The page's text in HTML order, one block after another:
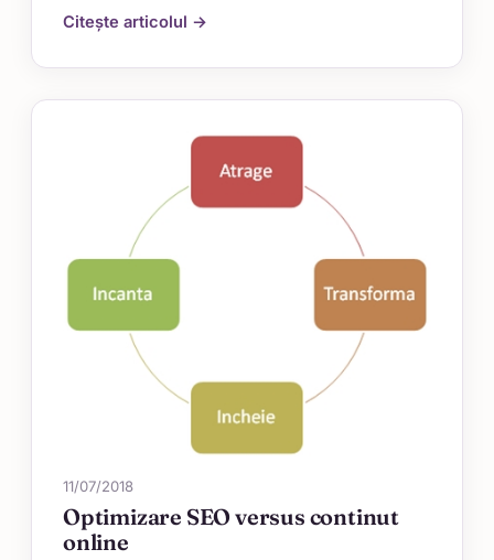
Citește articolul →
11/07/2018
Optimizare SEO versus continut
online